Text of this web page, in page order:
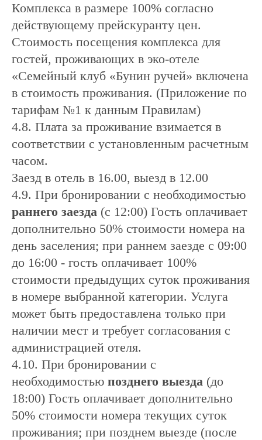
Комплекса в размере 100% согласно
действующему прейскуранту цен.
Стоимость посещения комплекса для
гостей, проживающих в эко-отеле
«Семейный клуб «Бунин ручей» включена
в стоимость проживания. (Приложение по
тарифам №1 к данным Правилам)
4.8. Плата за проживание взимается в
соответствии с установленным расчетным
часом.
Заезд в отель в 16.00, выезд в 12.00
4.9. При бронировании с необходимостью
раннего заезда (с 12:00) Гость оплачивает
дополнительно 50% стоимости номера на
день заселения; при раннем заезде с 09:00
до 16:00 - гость оплачивает 100%
стоимости предыдущих суток проживания
в номере выбранной категории. Услуга
может быть предоставлена только при
наличии мест и требует согласования с
администрацией отеля.
4.10. При бронировании с
необходимостью позднего выезда (до
18:00) Гость оплачивает дополнительно
50% стоимости номера текущих суток
проживания; при позднем выезде (после